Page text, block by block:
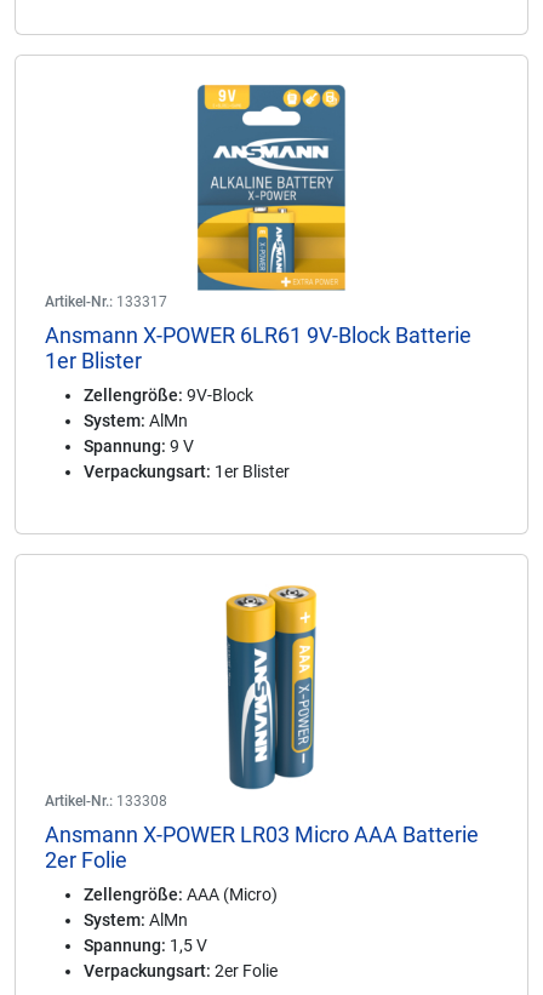
Artikel-Nr.: 133317
Ansmann X-POWER 6LR61 9V-Block Batterie
1er Blister
Zellengröße: 9V-Block
System: AlMn
Spannung: 9 V
Verpackungsart: 1er Blister
Artikel-Nr.: 133308
Ansmann X-POWER LR03 Micro AAA Batterie
2er Folie
Zellengröße: AAA (Micro)
System: AlMn
Spannung: 1,5 V
Verpackungsart: 2er Folie